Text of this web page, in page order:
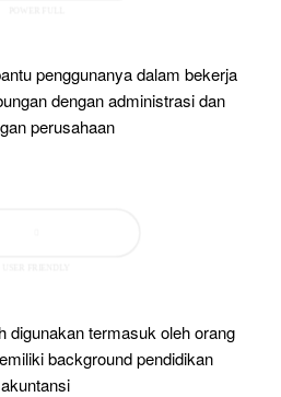
penggunanya dalam bekerja
dengan administrasi dan
perusahaan
digunakan termasuk oleh orang
background pendidikan
akuntansi